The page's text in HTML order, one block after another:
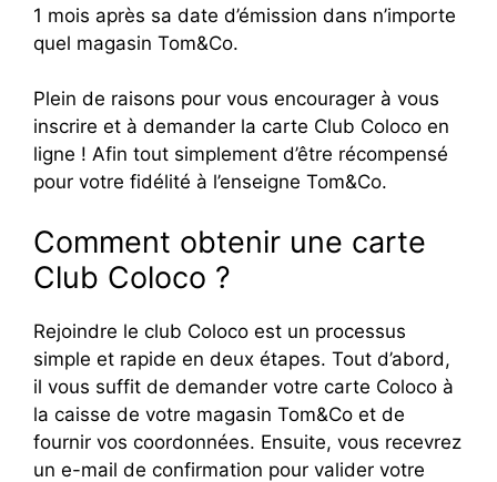
1 mois après sa date d’émission dans n’importe
quel magasin Tom&Co.
Plein de raisons pour vous encourager à vous
inscrire et à demander la carte Club Coloco en
ligne ! Afin tout simplement d’être récompensé
pour votre fidélité à l’enseigne Tom&Co.
Comment obtenir une carte
Club Coloco ?
Rejoindre le club Coloco est un processus
simple et rapide en deux étapes. Tout d’abord,
il vous suffit de demander votre carte Coloco à
la caisse de votre magasin Tom&Co et de
fournir vos coordonnées. Ensuite, vous recevrez
un e-mail de confirmation pour valider votre